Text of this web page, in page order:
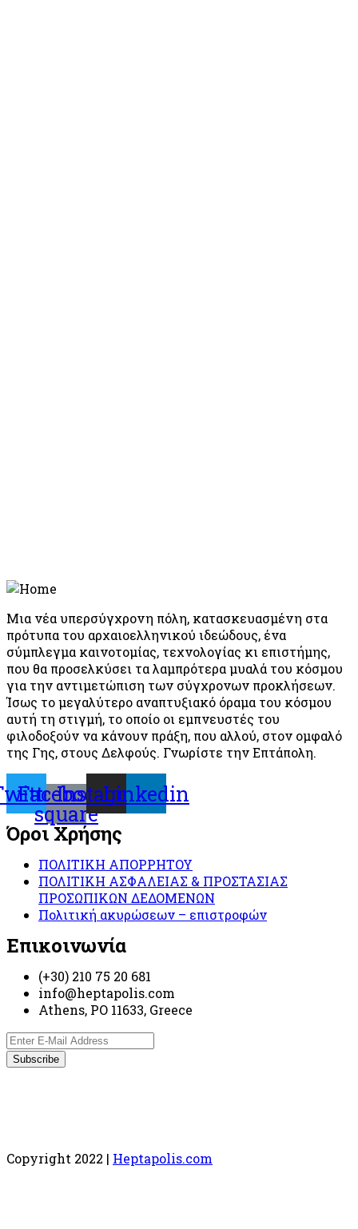
Μια νέα υπερσύγχρονη πόλη, κατασκευασμένη στα
πρότυπα του αρχαιοελληνικού ιδεώδους, ένα
σύμπλεγμα καινοτομίας, τεχνολογίας κι επιστήμης,
που θα προσελκύσει τα λαμπρότερα μυαλά του κόσμου
για την αντιμετώπιση των σύγχρονων προκλήσεων.
Ίσως το μεγαλύτερο αναπτυξιακό όραμα του κόσμου
αυτή τη στιγμή, το οποίο οι εμπνευστές του
φιλοδοξούν να κάνουν πράξη, που αλλού, στον ομφαλό
της Γης, στους Δελφούς. Γνωρίστε την Επτάπολη.
Facebook-
square
Instagram
Linkedin
Όροι Χρήσης
ΠΟΛΙΤΙΚΗ ΑΠΟΡΡΗΤΟΥ
ΠΟΛΙΤΙΚΗ ΑΣΦΑΛΕΙΑΣ & ΠΡΟΣΤΑΣΙΑΣ
ΠΡΟΣΩΠΙΚΩΝ ΔΕΔΟΜΕΝΩΝ
Πολιτική ακυρώσεων – επιστροφών
Επικοινωνία
(+30) 210 75 20 681
info@heptapolis.com
Athens, PO 11633, Greece
Copyright 2022 | Heptapolis.com